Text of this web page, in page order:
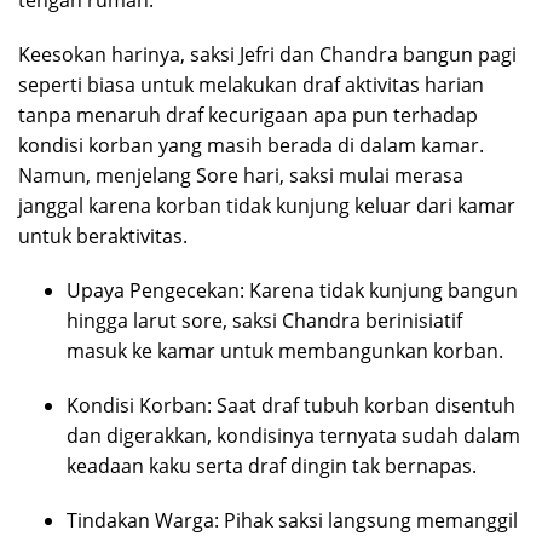
Keesokan harinya, saksi Jefri dan Chandra bangun pagi
seperti biasa untuk melakukan draf aktivitas harian
tanpa menaruh draf kecurigaan apa pun terhadap
kondisi korban yang masih berada di dalam kamar.
Namun, menjelang Sore hari, saksi mulai merasa
janggal karena korban tidak kunjung keluar dari kamar
untuk beraktivitas.
Upaya Pengecekan: Karena tidak kunjung bangun
hingga larut sore, saksi Chandra berinisiatif
masuk ke kamar untuk membangunkan korban.
Kondisi Korban: Saat draf tubuh korban disentuh
dan digerakkan, kondisinya ternyata sudah dalam
keadaan kaku serta draf dingin tak bernapas.
Tindakan Warga: Pihak saksi langsung memanggil